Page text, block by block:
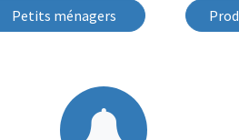
Petits ménagers